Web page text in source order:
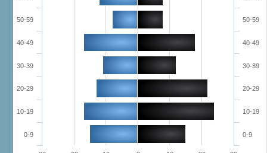
0-9
10-19
20-29
30-39
40-49
50-59
0-9
10-19
20-29
30-39
40-49
50-59